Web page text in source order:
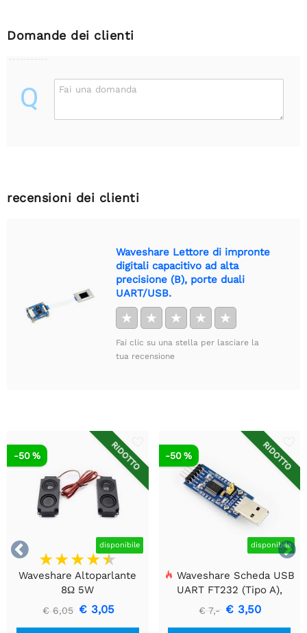
Domande dei clienti
Q Fai una domanda
recensioni dei clienti
Waveshare Lettore di impronte
digitali capacitivo ad alta
precisione (B), porte duali
UART/USB.
★ ★ ★ ★ ★
Fai clic su una stella per lasciare la
tua recensione


RIDOTTO
disponibile
-50 %
Waveshare Altoparlante
8Ω 5W
€ 6,05 € 3,05
RIDOTTO
disponibile
-50 %
Waveshare Scheda USB
UART FT232 (Tipo A),
Modulo di Comunicazione
USB a TTL (UART)
€ 7,- € 3,50